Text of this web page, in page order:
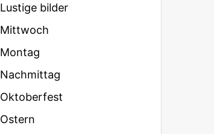
Lustige bilder
Mittwoch
Montag
Nachmittag
Oktoberfest
Ostern